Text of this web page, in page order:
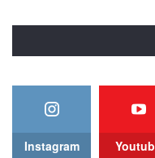
Instagram